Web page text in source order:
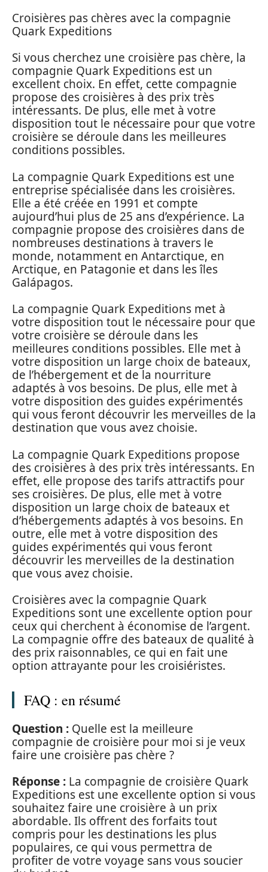
Croisières pas chères avec la compagnie
Quark Expeditions
Si vous cherchez une croisière pas chère, la
compagnie Quark Expeditions est un
excellent choix. En effet, cette compagnie
propose des croisières à des prix très
intéressants. De plus, elle met à votre
disposition tout le nécessaire pour que votre
croisière se déroule dans les meilleures
conditions possibles.
La compagnie Quark Expeditions est une
entreprise spécialisée dans les croisières.
Elle a été créée en 1991 et compte
aujourd’hui plus de 25 ans d’expérience. La
compagnie propose des croisières dans de
nombreuses destinations à travers le
monde, notamment en Antarctique, en
Arctique, en Patagonie et dans les îles
Galápagos.
La compagnie Quark Expeditions met à
votre disposition tout le nécessaire pour que
votre croisière se déroule dans les
meilleures conditions possibles. Elle met à
votre disposition un large choix de bateaux,
de l’hébergement et de la nourriture
adaptés à vos besoins. De plus, elle met à
votre disposition des guides expérimentés
qui vous feront découvrir les merveilles de la
destination que vous avez choisie.
La compagnie Quark Expeditions propose
des croisières à des prix très intéressants. En
effet, elle propose des tarifs attractifs pour
ses croisières. De plus, elle met à votre
disposition un large choix de bateaux et
d’hébergements adaptés à vos besoins. En
outre, elle met à votre disposition des
guides expérimentés qui vous feront
découvrir les merveilles de la destination
que vous avez choisie.
Croisières avec la compagnie Quark
Expeditions sont une excellente option pour
ceux qui cherchent à économise de l’argent.
La compagnie offre des bateaux de qualité à
des prix raisonnables, ce qui en fait une
option attrayante pour les croisiéristes.
FAQ : en résumé
Question : Quelle est la meilleure
compagnie de croisière pour moi si je veux
faire une croisière pas chère ?
Réponse : La compagnie de croisière Quark
Expeditions est une excellente option si vous
souhaitez faire une croisière à un prix
abordable. Ils offrent des forfaits tout
compris pour les destinations les plus
populaires, ce qui vous permettra de
profiter de votre voyage sans vous soucier